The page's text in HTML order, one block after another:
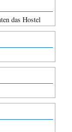
das Hostel